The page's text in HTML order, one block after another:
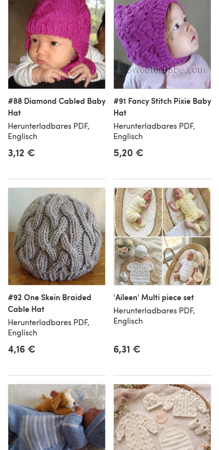
#88 Diamond Cabled Baby
Hat
Herunterladbares PDF,
Englisch
3,12 €
#91 Fancy Stitch Pixie Baby
Hat
Herunterladbares PDF,
Englisch
5,20 €
#92 One Skein Braided
Cable Hat
Herunterladbares PDF,
Englisch
4,16 €
'Aileen' Multi piece set
Herunterladbares PDF,
Englisch
6,31 €